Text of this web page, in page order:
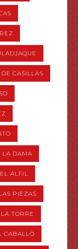
CASILLAS
LA DAMA
ALFIL
PIEZAS
TORRE
CABALLO